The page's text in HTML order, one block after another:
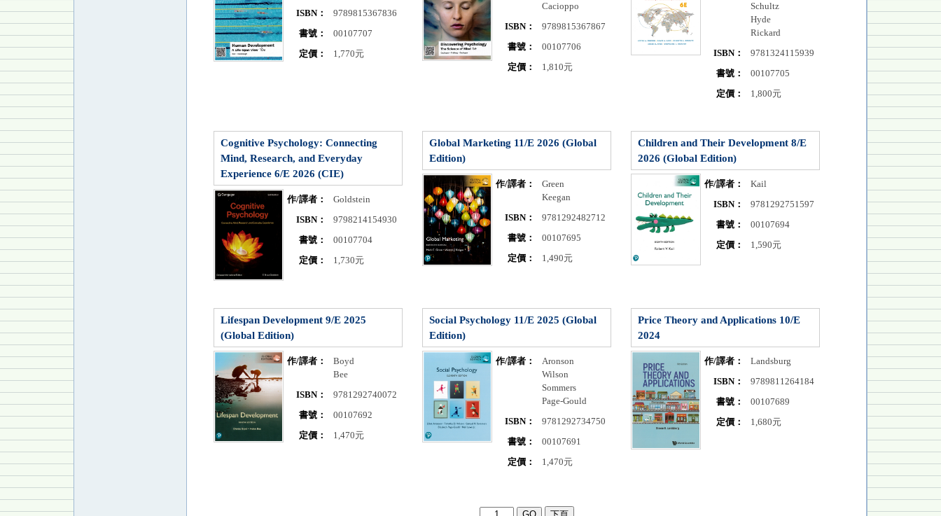
ISBN：
9789815367836
書號：
00107707
定價：
1,770元
Cacioppo
ISBN：
9789815367867
書號：
00107706
定價：
1,810元
Schultz
Hyde
Rickard
ISBN：
9781324115939
書號：
00107705
定價：
1,800元
Cognitive Psychology: Connecting
Mind, Research, and Everyday
Experience 6/E 2026 (CIE)
作/譯者：
Goldstein
ISBN：
9798214154930
書號：
00107704
定價：
1,730元
Global Marketing 11/E 2026 (Global
Edition)
作/譯者：
Green
Keegan
ISBN：
9781292482712
書號：
00107695
定價：
1,490元
Children and Their Development 8/E
2026 (Global Edition)
作/譯者：
Kail
ISBN：
9781292751597
書號：
00107694
定價：
1,590元
Lifespan Development 9/E 2025
(Global Edition)
作/譯者：
Boyd
Bee
ISBN：
9781292740072
書號：
00107692
定價：
1,470元
Social Psychology 11/E 2025 (Global
Edition)
作/譯者：
Aronson
Wilson
Sommers
Page-Gould
ISBN：
9781292734750
書號：
00107691
定價：
1,470元
Price Theory and Applications 10/E
2024
作/譯者：
Landsburg
ISBN：
9789811264184
書號：
00107689
定價：
1,680元